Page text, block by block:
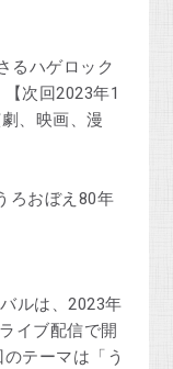
るハゲロック
次回2023年1
、映画、漫
ろおぼえ80年
ルは、2023年
イブ配信で開
テーマは「う